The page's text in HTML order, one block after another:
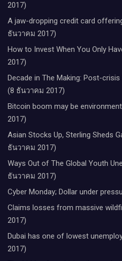
2017)
A jaw-dropping credit card
ธันวาคม 2017)
How to Invest When You Only
2017)
Decade in The Making: Post-crisis
(8 ธันวาคม 2017)
Bitcoin boom may be
2017)
Asian Stocks Up, Sterling Sheds
ธันวาคม 2017)
Ways Out of The Global Youth
ธันวาคม 2017)
Cyber Monday; Dollar under
Claims losses from massive
2017)
Dubai has one of lowest
2017)